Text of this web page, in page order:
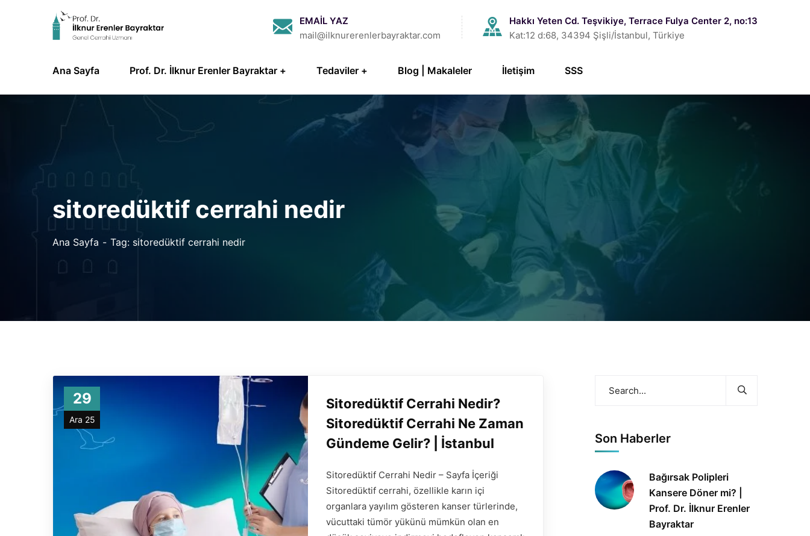
EMAİL YAZ
mail@ilknurerenlerbayraktar.com
Hakkı Yeten Cd. Teşvikiye, Terrace Fulya Center 2, no:13
Kat:12 d:68, 34394 Şişli/İstanbul, Türkiye
Ana Sayfa Prof. Dr. İlknur Erenler Bayraktar Tedaviler Blog | Makaleler İletişim SSS
sitoredüktif cerrahi nedir
Ana Sayfa Tag: sitoredüktif cerrahi nedir
29
Ara 25
Sitoredüktif Cerrahi Nedir?
Sitoredüktif Cerrahi Ne Zaman
Gündeme Gelir? | İstanbul
Sitoredüktif Cerrahi Nedir – Sayfa İçeriği
Sitoredüktif cerrahi, özellikle karın içi
organlara yayılım gösteren kanser türlerinde,
vücuttaki tümör yükünü mümkün olan en
Son Haberler
Bağırsak Polipleri
Kansere Döner mi? |
Prof. Dr. İlknur Erenler
Bayraktar